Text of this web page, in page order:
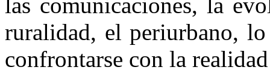
las comunicaciones, la
ruralidad, el periurbano,
confrontarse con la